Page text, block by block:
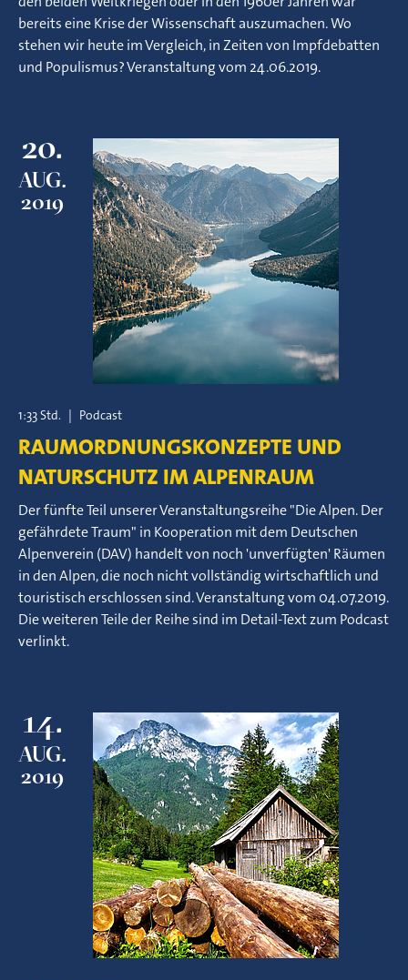
bereits eine Krise der Wissenschaft auszumachen. Wo
stehen wir heute im Vergleich, in Zeiten von Impfdebatten
und Populismus? Veranstaltung vom 24.06.2019.
20.
AUG.
2019
1:33 Std. | Podcast
RAUMORDNUNGSKONZEPTE UND
NATURSCHUTZ IM ALPENRAUM
Der fünfte Teil unserer Veranstaltungsreihe "Die Alpen. Der
gefährdete Traum" in Kooperation mit dem Deutschen
Alpenverein (DAV) handelt von noch 'unverfügten' Räumen
in den Alpen, die noch nicht vollständig wirtschaftlich und
touristisch erschlossen sind. Veranstaltung vom 04.07.2019.
Die weiteren Teile der Reihe sind im Detail-Text zum Podcast
verlinkt.
14.
AUG.
2019